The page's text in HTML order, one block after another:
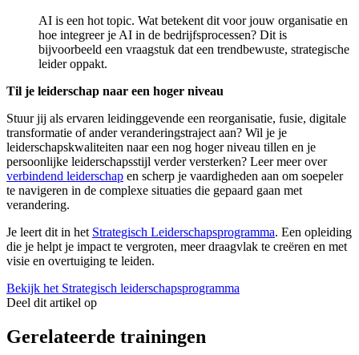
AI is een hot topic. Wat betekent dit voor jouw organisatie en
hoe integreer je AI in de bedrijfsprocessen? Dit is
bijvoorbeeld een vraagstuk dat een trendbewuste, strategische
leider oppakt.
Til je leiderschap naar een hoger niveau
Stuur jij als ervaren leidinggevende een reorganisatie, fusie, digitale
transformatie of ander veranderingstraject aan? Wil je je
leiderschapskwaliteiten naar een nog hoger niveau tillen en je
persoonlijke leiderschapsstijl verder versterken? Leer meer over
verbindend leiderschap en scherp je vaardigheden aan om soepeler
te navigeren in de complexe situaties die gepaard gaan met
verandering.
Je leert dit in het Strategisch Leiderschapsprogramma. Een opleiding
die je helpt je impact te vergroten, meer draagvlak te creëren en met
visie en overtuiging te leiden.
Bekijk het Strategisch leiderschapsprogramma
Deel dit artikel op
Gerelateerde trainingen